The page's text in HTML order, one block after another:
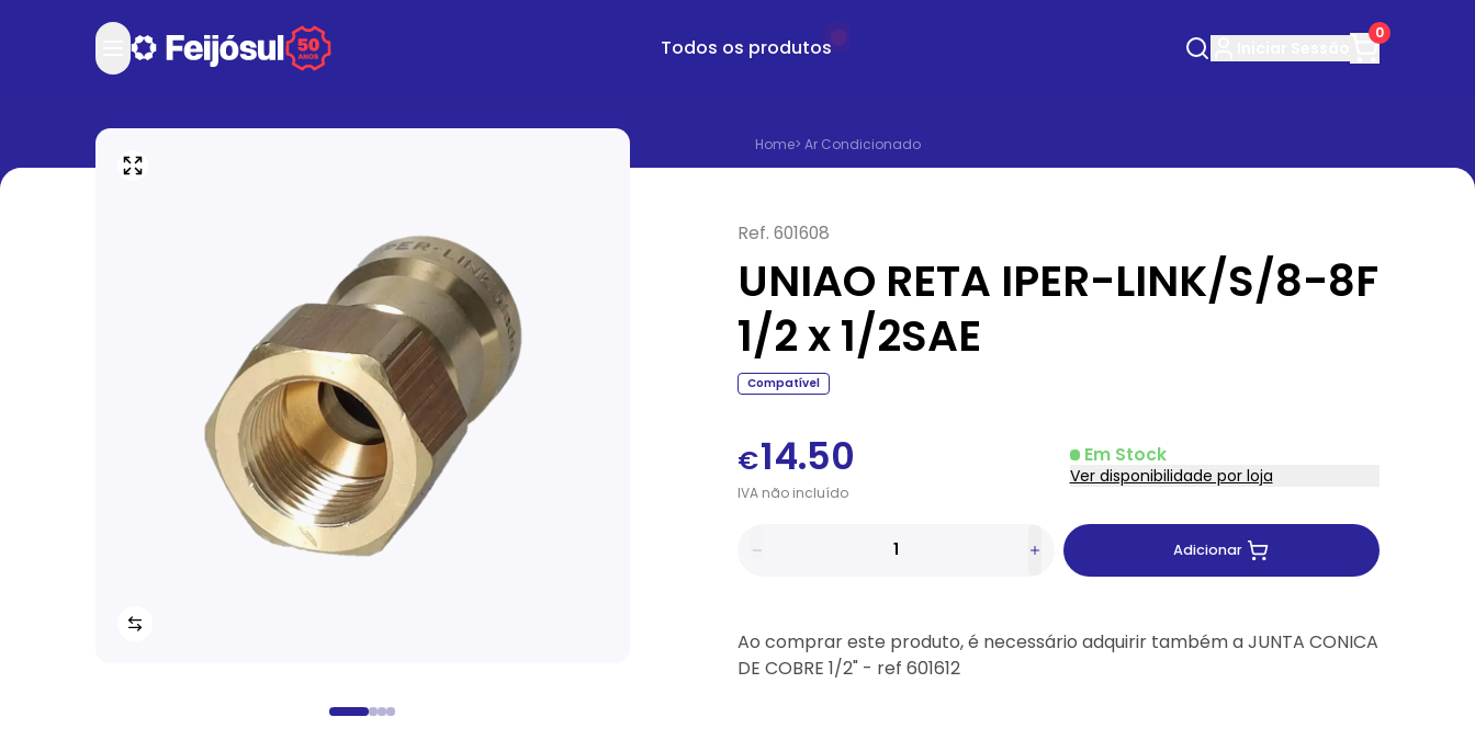
Todos os produtos
0
Home> Ar Condicionado
Ref. 601608
UNIAO RETA IPER-LINK/S/8-8F
1/2 x 1/2SAE
Compatível
€14.50
IVAnãoincluído
Em Stock
Ver disponibilidade por loja
Adicionar
Ao comprar este produto, é necessário adquirir também a JUNTA CONICA
DE COBRE 1/2" - ref 601612